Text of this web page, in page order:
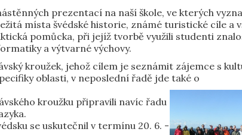
prezentací na naší škole, ve kterých
místa švédské historie, známé turistické cíle a
pomůcka, při jejíž tvorbě využili studenti
a výtvarné výchovy.
kroužek, jehož cílem je seznámit zájemce s
oblasti, v neposlední řadě jde také o
kroužku připravili navíc řadu
se uskutečnil v termínu 20. 6. -